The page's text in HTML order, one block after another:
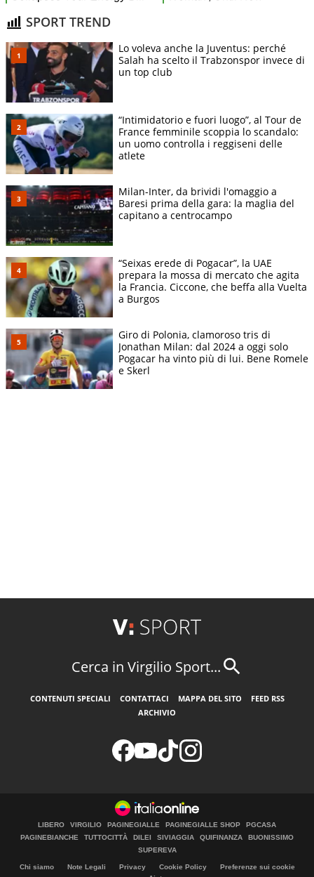
SPORT TREND
Lo voleva anche la Juventus: perché
Salah ha scelto il Trabzonspor invece di
un top club
“Intimidatorio e fuori luogo”, al Tour de
France femminile scoppia lo scandalo:
un uomo controlla i reggiseni delle
atlete
Milan-Inter, da brividi l'omaggio a
Baresi prima della gara: la maglia del
capitano a centrocampo
“Seixas erede di Pogacar”, la UAE
prepara la mossa di mercato che agita
la Francia. Ciccone, che beffa alla Vuelta
a Burgos
Giro di Polonia, clamoroso tris di
Jonathan Milan: dal 2024 a oggi solo
Pogacar ha vinto più di lui. Bene Romele
e Skerl
Cerca in Virgilio Sport...
CONTENUTI SPECIALI CONTATTACI MAPPA DEL SITO
FEED RSS
ARCHIVIO
LIBERO VIRGILIO PAGINEGIALLE PAGINEGIALLE SHOP
PGCASA
PAGINEBIANCHE
TUTTOCITTÀ DILEI SIVIAGGIA QUIFINANZA
BUONISSIMO
SUPEREVA
Chi siamo Note Legali Privacy Cookie Policy
Preferenze sui cookie